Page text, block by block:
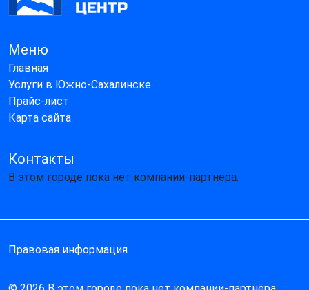
Меню
Главная
Услуги в Южно-Сахалинске
Прайс-лист
Карта сайта
Контакты
В этом городе пока нет компании-партнёра.
Правовая информация